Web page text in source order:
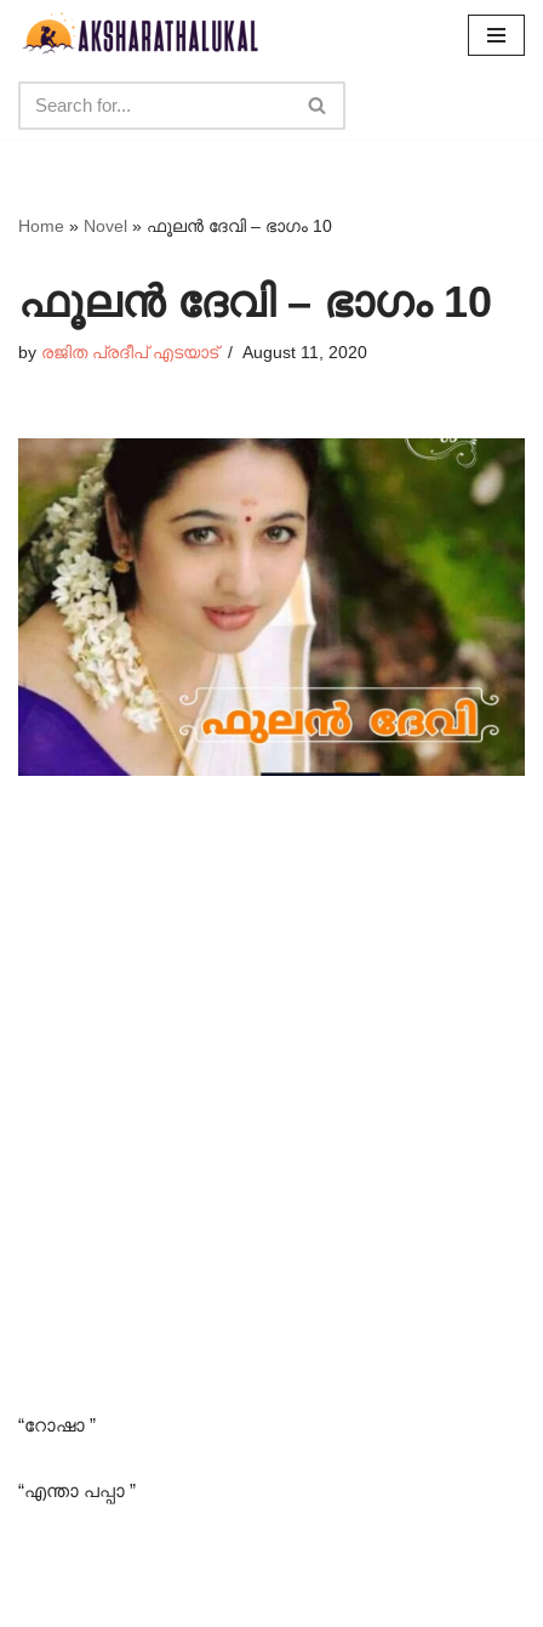
content
Home » Novel » ഫൂലൻ ദേവി – ഭാഗം 10
ഫൂലൻ ദേവി – ഭാഗം 10
by രജിത പ്രദീപ് എടയാട് August 11, 2020
“റോഷാ ”
“എന്താ പപ്പാ ”